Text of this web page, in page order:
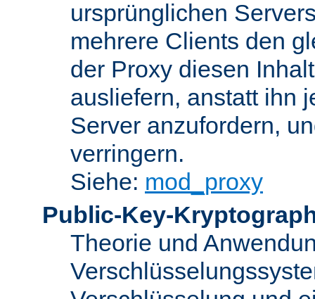
ursprünglichen
mehrere Clients den
der Proxy diesen
ausliefern, anstatt ihn
Server anzufordern,
verringern.
Siehe: mod_proxy
Public-Key-
Theorie und